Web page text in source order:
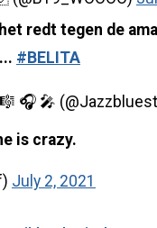
redt tegen de
#BELITA
🎧 🎤
is crazy.
July 2, 2021